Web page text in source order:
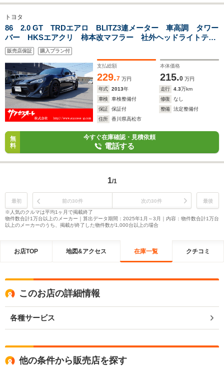
トヨタ
86 2.0 GT TRDエアロ BLITZ3連メーター 車高調 タワー
バー HKSエアクリ 柿本改マフラー 社外ヘッドライトテー
ルランプ 外ボンネット 外ウィング 外18インチアルミ 純
正ナビ 地デジ バックモニター
販売店保証 購入プラン付
支払総額
229.7 万円
本体価格
215.0 万円
年式
2013年 走行 4.3万km
車検
車検整備付 修復
なし
保証
保証付 整備
法定整備付
住所
香川県高松市
無
料
今すぐ在庫確認・見積依頼
電話する
1/1
最初 前の30件 次の30件
最後
※人気のクルマは平均1ヶ月で掲載終了
物件数合計1万台以上のメーカー｜算出データ期間：2025年1月～3月｜内容：物件数合計1万台
以上のメーカーのうち、掲載が終了した物件数が1,000台以上の場合
お店TOP 地図&アクセス 在庫一覧 クチコミ
このお店の詳細情報
各種サービス
他の条件から販売店を探す